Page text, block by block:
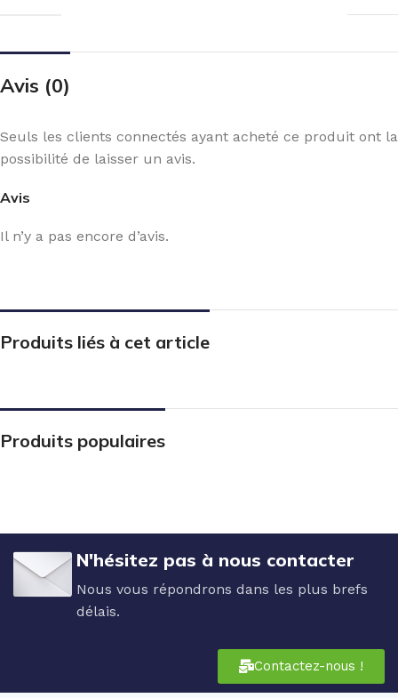
Avis (0)
Avis
Il n’y a pas encore d’avis.
Seuls les clients connectés ayant acheté ce produit ont la
possibilité de laisser un avis.
Produits liés à cet article
Produits populaires
N'hésitez pas à nous contacter
Nous vous répondrons dans les plus brefs
délais.
Contactez-nous !